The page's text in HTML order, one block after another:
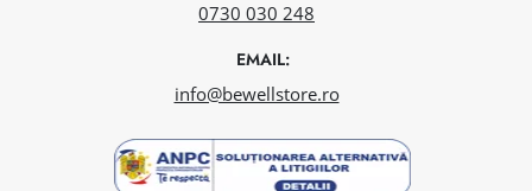
0730 030 248
EMAIL:
info@bewellstore.ro